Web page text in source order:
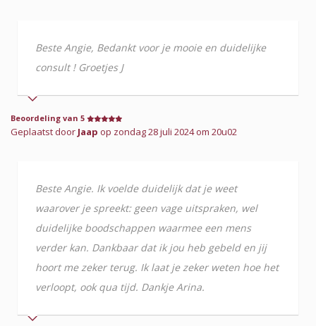
Beste Angie, Bedankt voor je mooie en duidelijke
consult ! Groetjes J
Beoordeling van 5
Geplaatst door Jaap op zondag 28 juli 2024 om 20u02
Beste Angie. Ik voelde duidelijk dat je weet
waarover je spreekt: geen vage uitspraken, wel
duidelijke boodschappen waarmee een mens
verder kan. Dankbaar dat ik jou heb gebeld en jij
hoort me zeker terug. Ik laat je zeker weten hoe het
verloopt, ook qua tijd. Dankje Arina.